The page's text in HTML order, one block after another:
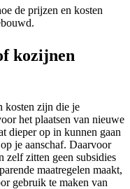
de prijzen en kosten
kozijnen
kosten zijn die je
het plaatsen van nieuwe
dieper op in kunnen gaan
je aanschaf. Daarvoor
zelf zitten geen subsidies
maatregelen maakt,
gebruik te maken van